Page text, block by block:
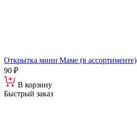
Открытка мини Маме (в ассортименте)
90 ₽
В корзину
Быстрый заказ